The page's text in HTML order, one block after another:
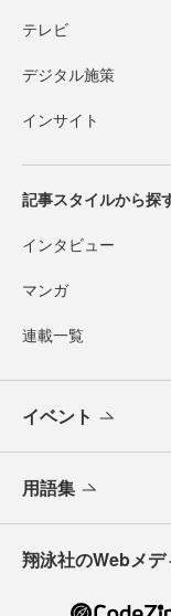
テレビ
デジタル施策
インサイト
記事スタイルから探
インタビュー
マンガ
連載一覧
イベント
用語集
翔泳社のWebメデ